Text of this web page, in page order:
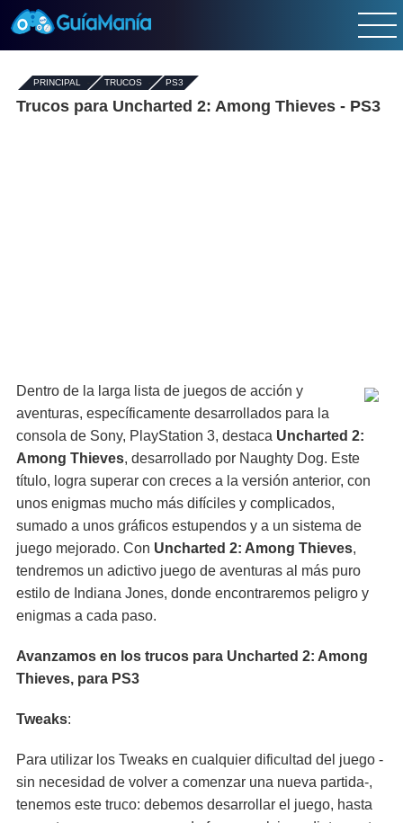
PRINCIPAL - TRUCOS- PS3
Trucos para Uncharted 2: Among Thieves - PS3
Dentro de la larga lista de juegos de acción y
aventuras, específicamente desarrollados para la
consola de Sony, PlayStation 3, destaca Uncharted 2:
Among Thieves, desarrollado por Naughty Dog. Este
título, logra superar con creces a la versión anterior, con
unos enigmas mucho más difíciles y complicados,
sumado a unos gráficos estupendos y a un sistema de
juego mejorado. Con Uncharted 2: Among Thieves,
tendremos un adictivo juego de aventuras al más puro
estilo de Indiana Jones, donde encontraremos peligro y
enigmas a cada paso.
Avanzamos en los trucos para Uncharted 2: Among
Thieves, para PS3
Tweaks:
Para utilizar los Tweaks en cualquier dificultad del juego -
sin necesidad de volver a comenzar una nueva partida-,
tenemos este truco: debemos desarrollar el juego, hasta